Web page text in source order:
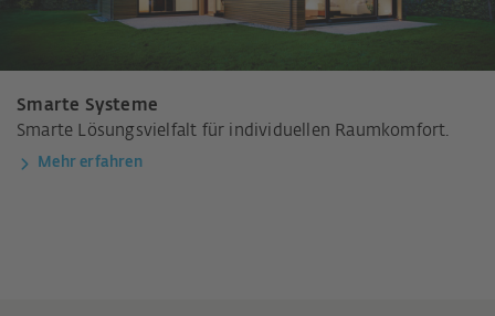
Smarte Systeme
Smarte Lösungsvielfalt für individuellen Raumkomfort.
Mehr erfahren